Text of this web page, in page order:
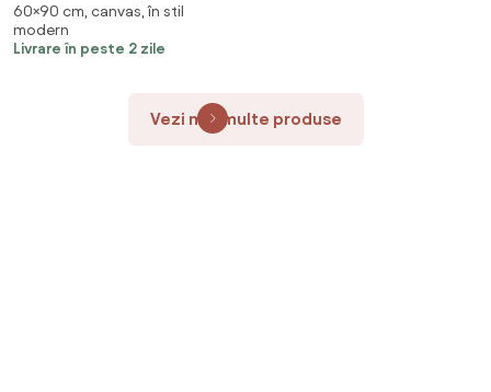
(90x60 cm)
60×90 cm, canvas, în stil
modern
Livrare în peste 2 zile
Vezi mai multe produse